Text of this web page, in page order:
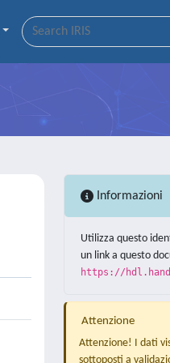
Informazioni
Utilizza questo
un link a questo
https://
Attenzione
Attenzione! I dati
sottoposti a